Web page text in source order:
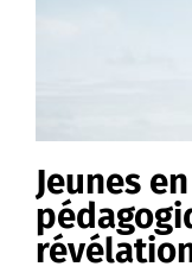
Jeunes